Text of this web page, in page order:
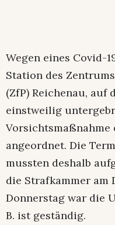
Wegen eines Covid-
Station des
(ZfP) Reichenau, auf
einstweilig
Vorsichtsmaßnahme
angeordnet. Die
mussten deshalb
die Strafkammer am
Donnerstag war die
B. ist geständig.